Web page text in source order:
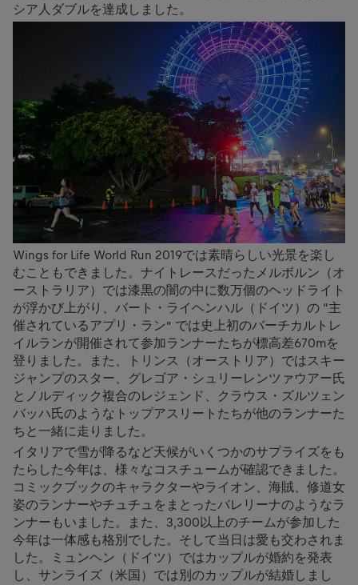
シア人ダブルを達成しました。
Wings for Life World Run 2019では素晴らしい光景を楽し
むこともできました。ナイトレースだったメルボルン（オ
ーストラリア）では漆黒の闇の中に数万個のヘッドライト
が浮かび上がり、バート・ライヘンハル（ドイツ）の “主
催されているアプリ・ラン” では史上初のバーチカルトレ
イルランが開催されて参加ランナーたちが標高差670mを
登りました。また、トリンス（オーストリア）ではスキー
ジャンプのスター、グレゴア・シュリーレンツァウアー氏
とノルディック複合のレジェンド、クラウス・ズルツェン
バッハ氏のようなトップアスリートたちが他のランナーた
ちと一緒に走りました。
イタリアで雪が降るなど天候がいくつかのサプライズをも
たらした今年は、様々なコスチュームが確認できました。
コミックブックのキャラクターやライオン、海賊、修道女
姿のランナーやチュチュをまとったバレリーナのようなラ
ンナーもいました。また、3,300以上のチームが参加した
今年は一体感も格別でした。そして当日は愛も交わされま
した。ミュンヘン（ドイツ）ではカップルが婚約を発表
し、サンライズ（米国）では別のカップルが結婚しまし